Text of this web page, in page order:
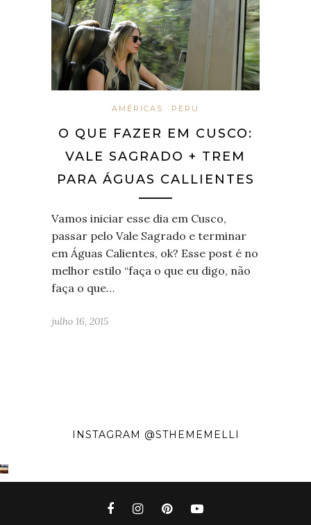
AMÉRICAS PERU
O QUE FAZER EM CUSCO:
VALE SAGRADO + TREM
PARA ÁGUAS CALLIENTES
Vamos iniciar esse dia em Cusco,
passar pelo Vale Sagrado e terminar
em Águas Calientes, ok? Esse post é no
melhor estilo “faça o que eu digo, não
faça o que…
julho 16, 2015
INSTAGRAM @STHEMEMELLI